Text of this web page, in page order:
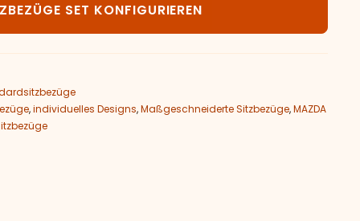
SET KONFIGURIEREN
,individuelles Designs,Maßgeschneiderte Sitzbezüge,MAZDA